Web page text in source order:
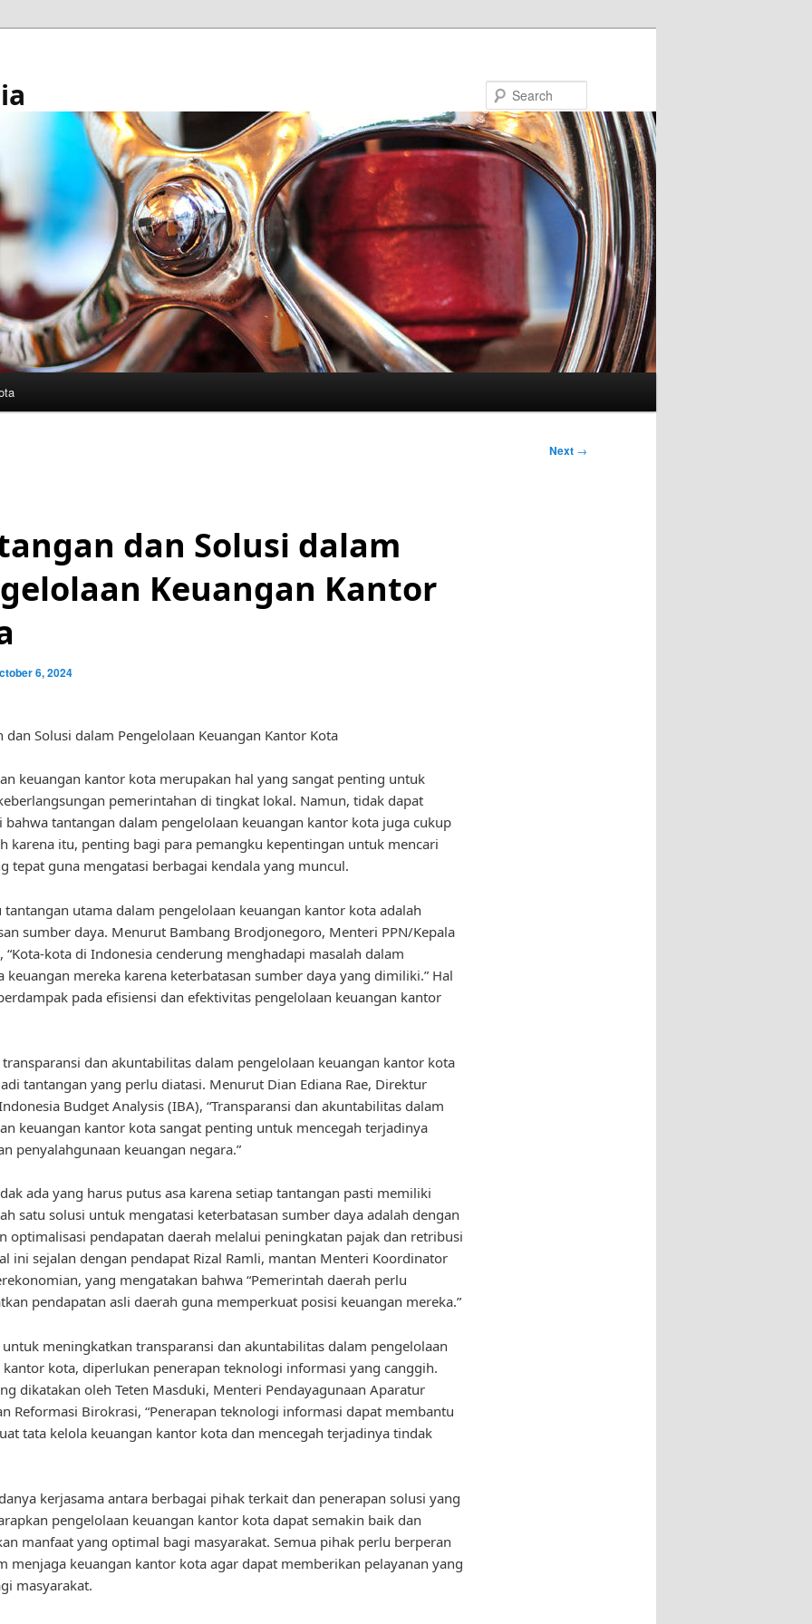
Next →
dan Solusi dalam
Keuangan Kantor
6, 2024
dan Solusi dalam Pengelolaan Keuangan Kantor Kota
keuangan kantor kota merupakan hal yang sangat penting untuk
pemerintahan di tingkat lokal. Namun, tidak dapat
tantangan dalam pengelolaan keuangan kantor kota juga cukup
karena itu, penting bagi para pemangku kepentingan untuk mencari
tepat guna mengatasi berbagai kendala yang muncul.
tantangan utama dalam pengelolaan keuangan kantor kota adalah
sumber daya. Menurut Bambang Brodjonegoro, Menteri PPN/Kepala
“Kota-kota di Indonesia cenderung menghadapi masalah dalam
keuangan mereka karena keterbatasan sumber daya yang dimiliki.” Hal
pada efisiensi dan efektivitas pengelolaan keuangan kantor
dan akuntabilitas dalam pengelolaan keuangan kantor kota
tantangan yang perlu diatasi. Menurut Dian Ediana Rae, Direktur
Budget Analysis (IBA), “Transparansi dan akuntabilitas dalam
keuangan kantor kota sangat penting untuk mencegah terjadinya
penyalahgunaan keuangan negara.”
ada yang harus putus asa karena setiap tantangan pasti memiliki
satu solusi untuk mengatasi keterbatasan sumber daya adalah dengan
optimalisasi pendapatan daerah melalui peningkatan pajak dan retribusi
ini sejalan dengan pendapat Rizal Ramli, mantan Menteri Koordinator
yang mengatakan bahwa “Pemerintah daerah perlu
pendapatan asli daerah guna memperkuat posisi keuangan mereka.”
untuk meningkatkan transparansi dan akuntabilitas dalam pengelolaan
kantor kota, diperlukan penerapan teknologi informasi yang canggih.
dikatakan oleh Teten Masduki, Menteri Pendayagunaan Aparatur
Reformasi Birokrasi, “Penerapan teknologi informasi dapat membantu
tata kelola keuangan kantor kota dan mencegah terjadinya tindak
kerjasama antara berbagai pihak terkait dan penerapan solusi yang
pengelolaan keuangan kantor kota dapat semakin baik dan
manfaat yang optimal bagi masyarakat. Semua pihak perlu berperan
menjaga keuangan kantor kota agar dapat memberikan pelayanan yang
masyarakat.